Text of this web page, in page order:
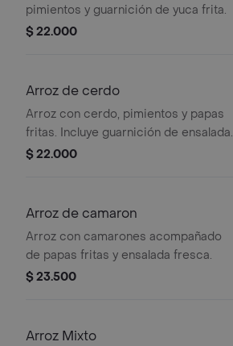
pimientos y guarnición de yuca frita.
$ 22.000
Arroz de cerdo
Arroz con cerdo, pimientos y papas
fritas. Incluye guarnición de ensalada.
$ 22.000
Arroz de camaron
Arroz con camarones acompañado
de papas fritas y ensalada fresca.
$ 23.500
Arroz Mixto